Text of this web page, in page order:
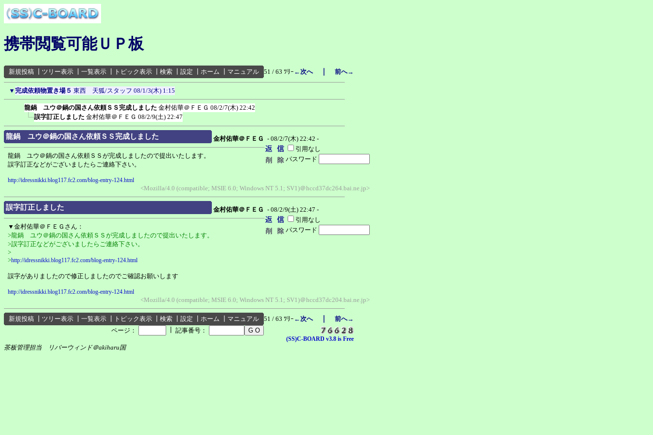
携帯閲覧可能ＵＰ板
新規投稿 ツリー表示 一覧表示 トピック表示 検索 設定 ホーム マニュアル 51 / 63 ﾂﾘｰ ←次へ｜ 前へ→
▼ 完成依頼物置き場５ 東西 天狐/スタッフ 08/1/3(木) 1:15
龍鍋 ユウ＠鍋の国さん依頼ＳＳ完成しました 金村佑華＠ＦＥＧ 08/2/7(木) 22:42
誤字訂正しました 金村佑華＠ＦＥＧ 08/2/9(土) 22:47
龍鍋 ユウ＠鍋の国さん依頼ＳＳ完成しました 金村佑華＠ＦＥＧ - 08/2/7(木) 22:42 -
引用なし
パスワード
龍鍋 ユウ＠鍋の国さん依頼ＳＳが完成しましたので提出いたします。
誤字訂正などがございましたらご連絡下さい。
http://idressnikki.blog117.fc2.com/blog-entry-124.html
<Mozilla/4.0 (compatible; MSIE 6.0; Windows NT 5.1; SV1)＠hccd37dc264.bai.ne.jp>
誤字訂正しました 金村佑華＠ＦＥＧ - 08/2/9(土) 22:47 -
引用なし
パスワード
▼金村佑華＠ＦＥＧさん：
>龍鍋 ユウ＠鍋の国さん依頼ＳＳが完成しましたので提出いたします。
>誤字訂正などがございましたらご連絡下さい。
>
>http://idressnikki.blog117.fc2.com/blog-entry-124.html
誤字がありましたので修正しましたのでご確認お願いします
http://idressnikki.blog117.fc2.com/blog-entry-124.html
<Mozilla/4.0 (compatible; MSIE 6.0; Windows NT 5.1; SV1)＠hccd37dc204.bai.ne.jp>
新規投稿 ツリー表示 一覧表示 トピック表示 検索 設定 ホーム マニュアル 51 / 63 ﾂﾘｰ ←次へ｜ 前へ→
ページ：
記事番号：
(SS)C-BOARD v3.8 is Free
茶板管理担当 リバーウィンド＠akiharu国